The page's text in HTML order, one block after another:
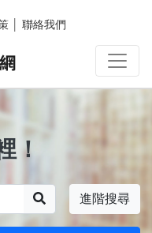
聯絡我們
！
進階搜尋